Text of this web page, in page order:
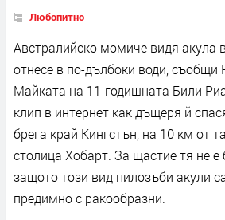
Любопитно
Австралийско момиче видя акула
отнесе в по-дълбоки води, съобщи
Майката на 11-годишната Били
клип в интернет как дъщеря й
брега край Кингстън, на 10 км от
столица Хобарт. За щастие тя не е
защото този вид пилозъби акули
предимно с ракообразни.